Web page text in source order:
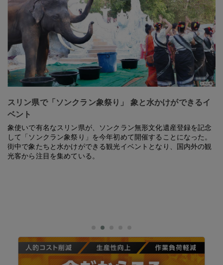
スリン県で「ソンクラン象祭り」 象と水かけができるイ
ベント
象使いで有名なスリン県が、ソンクラン無形文化遺産登録を記念
して「ソンクラン象祭り」を今年初めて開催することになった。
街中で象たちと水かけができる観光イベントとなり、国内外の観
光客から注目を集めている。